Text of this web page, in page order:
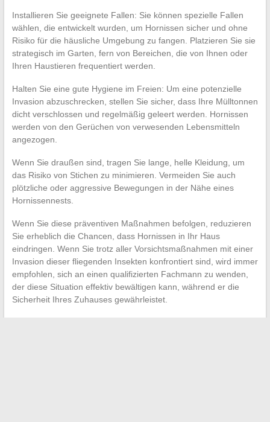
Installieren Sie geeignete Fallen: Sie können spezielle Fallen
wählen, die entwickelt wurden, um Hornissen sicher und ohne
Risiko für die häusliche Umgebung zu fangen. Platzieren Sie sie
strategisch im Garten, fern von Bereichen, die von Ihnen oder
Ihren Haustieren frequentiert werden.
Halten Sie eine gute Hygiene im Freien: Um eine potenzielle
Invasion abzuschrecken, stellen Sie sicher, dass Ihre Mülltonnen
dicht verschlossen und regelmäßig geleert werden. Hornissen
werden von den Gerüchen von verwesenden Lebensmitteln
angezogen.
Wenn Sie draußen sind, tragen Sie lange, helle Kleidung, um
das Risiko von Stichen zu minimieren. Vermeiden Sie auch
plötzliche oder aggressive Bewegungen in der Nähe eines
Hornissennests.
Wenn Sie diese präventiven Maßnahmen befolgen, reduzieren
Sie erheblich die Chancen, dass Hornissen in Ihr Haus
eindringen. Wenn Sie trotz aller Vorsichtsmaßnahmen mit einer
Invasion dieser fliegenden Insekten konfrontiert sind, wird immer
empfohlen, sich an einen qualifizierten Fachmann zu wenden,
der diese Situation effektiv bewältigen kann, während er die
Sicherheit Ihres Zuhauses gewährleistet.